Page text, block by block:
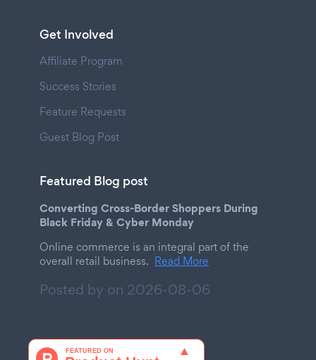
Get Involved
Affiliate Program
Success Stories
Feature Requests
Guest Blog Post
Featured Blog post
Converting Cross-Border Shoppers During
Black Friday & Cyber Monday
Online commerce is an integral part of the
overall retail business. Read More
Posted by on 2026-08-06